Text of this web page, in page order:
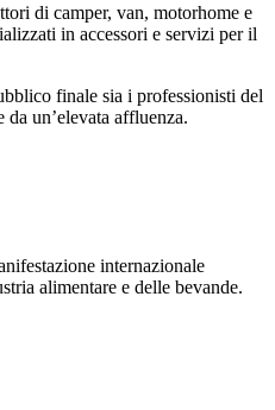
di camper, van, motorhome e
in accessori e servizi per il
finale sia i professionisti del
da un’elevata affluenza.
internazionale
alimentare e delle bevande.